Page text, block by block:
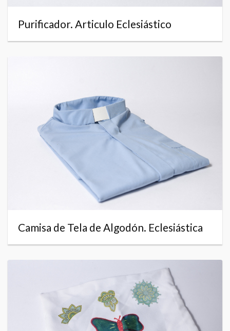
Purificador. Articulo Eclesiástico
Camisa de Tela de Algodón. Eclesiástica